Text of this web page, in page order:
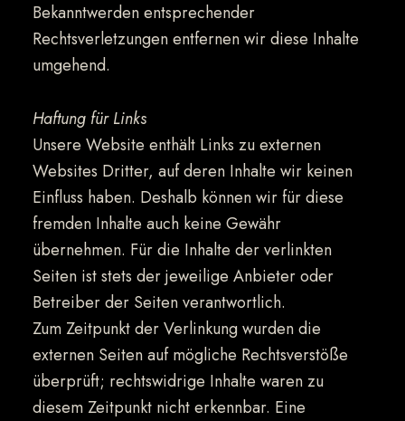
Bekanntwerden entsprechender
Rechtsverletzungen entfernen wir diese Inhalte
umgehend.
Haftung für Links
Unsere Website enthält Links zu externen
Websites Dritter, auf deren Inhalte wir keinen
Einfluss haben. Deshalb können wir für diese
fremden Inhalte auch keine Gewähr
übernehmen. Für die Inhalte der verlinkten
Seiten ist stets der jeweilige Anbieter oder
Betreiber der Seiten verantwortlich.
Zum Zeitpunkt der Verlinkung wurden die
externen Seiten auf mögliche Rechtsverstöße
überprüft; rechtswidrige Inhalte waren zu
diesem Zeitpunkt nicht erkennbar. Eine